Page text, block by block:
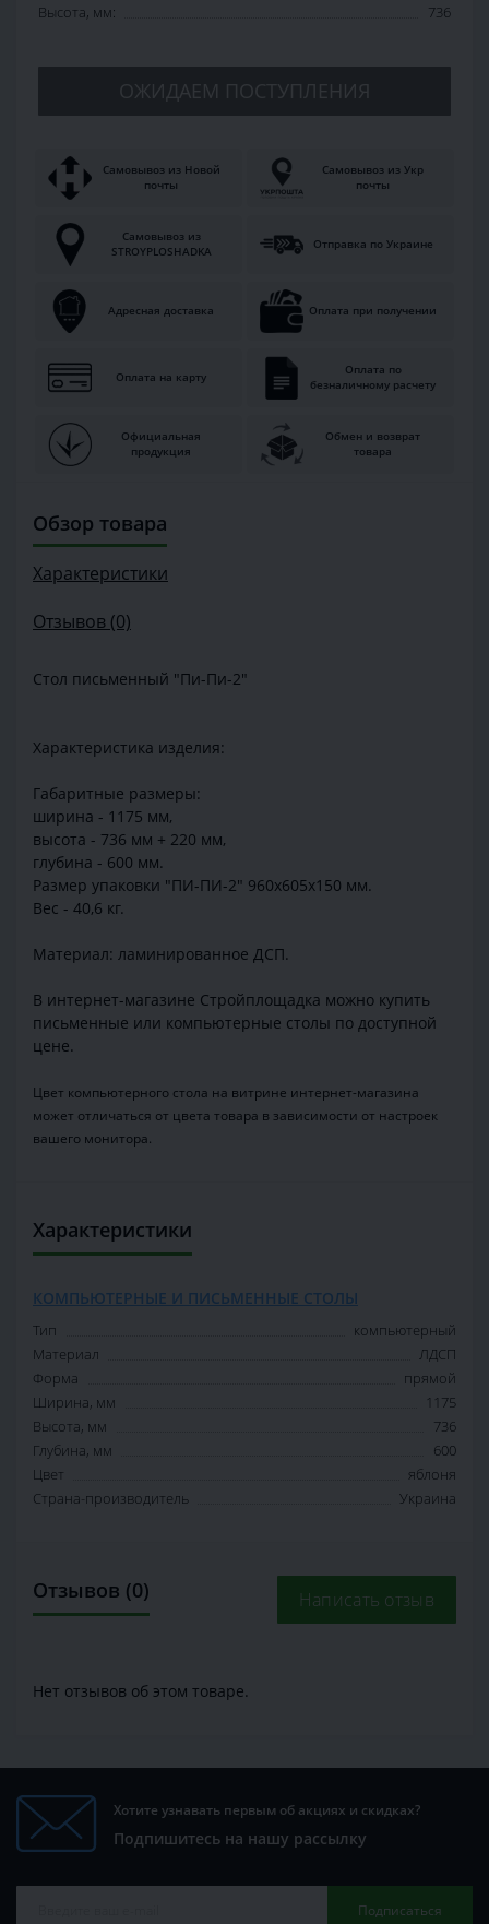
Высота, мм:
736
ОЖИДАЕМ ПОСТУПЛЕНИЯ
Самовывоз из Новой
почты
Самовывоз из Укр
почты
Самовывоз из
STROYPLOSHADKA
Отправка по Украине
Адресная доставка Оплата при получении
Оплата на карту
Оплата по
безналичному расчету
Официальная
продукция
Обмен и возврат
товара
Обзор товара
Характеристики
Отзывов (0)
Стол письменный "Пи-Пи-2"
Характеристика изделия:
Габаритные размеры:
ширина - 1175 мм,
высота - 736 мм + 220 мм,
глубина - 600 мм.
Размер упаковки "ПИ-ПИ-2" 960х605х150 мм.
Вес - 40,6 кг.
Материал: ламинированное ДСП.
В интернет-магазине Стройплощадка можно купить
письменные или компьютерные столы по доступной
цене.
Цвет компьютерного стола на витрине интернет-магазина
может отличаться от цвета товара в зависимости от настроек
вашего монитора.
Характеристики
КОМПЬЮТЕРНЫЕ И ПИСЬМЕННЫЕ СТОЛЫ
Тип
компьютерный
Материал
ЛДСП
Форма
прямой
Ширина, мм
1175
Высота, мм
736
Глубина, мм
600
Цвет
яблоня
Страна-производитель
Украина
Отзывов (0) Написать отзыв
Нет отзывов об этом товаре.
Хотите узнавать первым об акциях и скидках?
Подпишитесь на нашу рассылку
Подписаться